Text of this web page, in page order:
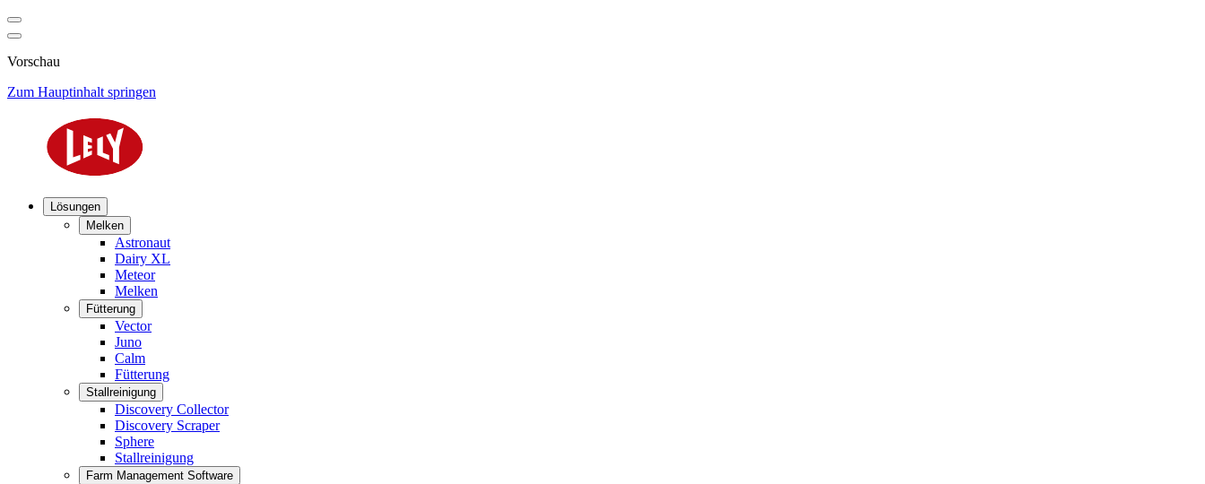
Vorschau
Zum Hauptinhalt springen
Lösungen
Melken
Astronaut
Dairy XL
Meteor
Melken
Fütterung
Vector
Juno
Calm
Fütterung
Stallreinigung
Discovery Collector
Discovery Scraper
Sphere
Stallreinigung
Farm Management Software